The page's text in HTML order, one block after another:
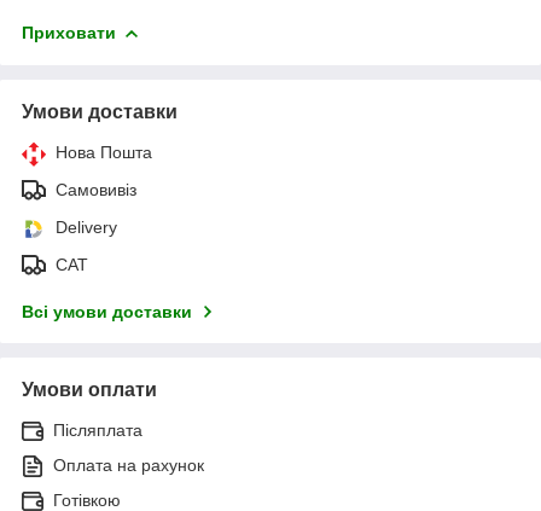
Приховати
Умови доставки
Нова Пошта
Самовивіз
Delivery
САТ
Всі умови доставки
Умови оплати
Післяплата
Оплата на рахунок
Готівкою